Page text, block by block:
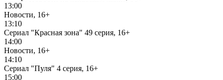
13:00
Новости, 16+
13:10
Сериал "Красная зона" 49 серия, 16+
14:00
Новости, 16+
14:10
Сериал "Пуля" 4 серия, 16+
15:00